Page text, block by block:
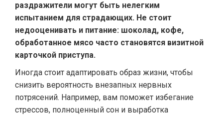
раздражители могут быть нелегким
испытанием для страдающих. Не стоит
недооценивать и питание: шоколад, кофе,
обработанное мясо часто становятся визитной
карточкой приступа.
Иногда стоит адаптировать образ жизни, чтобы
снизить вероятность внезапных нервных
потрясений. Например, вам поможет избегание
стрессов, полноценный сон и выработка